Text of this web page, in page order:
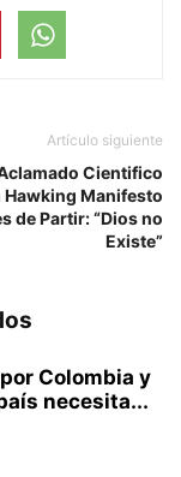
Artículo siguiente
Cientifico
Hawking Manifesto
de Partir: “Dios no
Existe”
Colombia y
necesita...